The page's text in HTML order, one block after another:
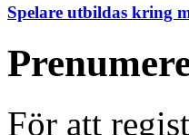
Spelare utbildas kring
För att